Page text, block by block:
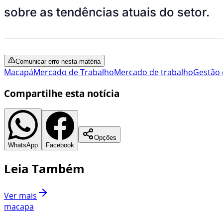
sobre as tendências atuais do setor.
Comunicar erro nesta matéria
MacapáMercado de TrabalhoMercado de trabalhoGestão
Compartilhe esta notícia
WhatsApp Facebook
Opções
Leia Também
Ver mais
macapa